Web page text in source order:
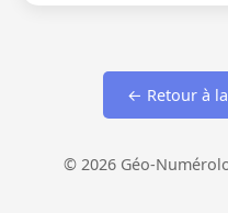
← Retour à
© 2026 Géo-